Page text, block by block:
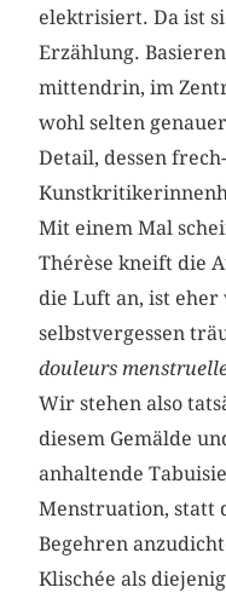
elektrisiert. Da ist
Erzählung.
mittendrin, im
wohl selten
Detail, dessen
Mit einem Mal
Thérèse kneift die
die Luft an, ist
selbstvergessen
douleurs
Wir stehen also
diesem Gemälde
anhaltende
Menstruation, statt
Begehren
Klischée als